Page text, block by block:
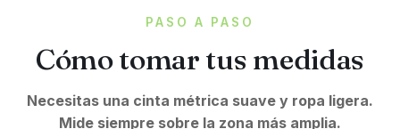
PASO A PASO
Cómo tomar tus medidas
Necesitas una cinta métrica suave y ropa ligera.
Mide siempre sobre la zona más amplia.